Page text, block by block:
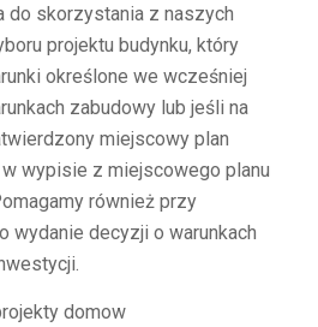
do skorzystania z naszych
projektu budynku, który
określone we wcześniej
zabudowy lub jeśli na
miejscowy plan
wypisie z miejscowego planu
również przy
wydanie decyzji o warunkach